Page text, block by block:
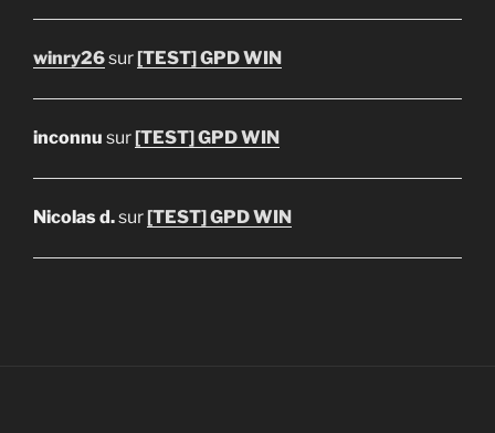
winry26sur [TEST] GPD WIN
inconnu sur [TEST] GPD WIN
Nicolas d.sur [TEST] GPD WIN